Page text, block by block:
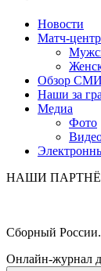
Новости
Матч-центр
Обзор СМИ
Наши за
Медиа
Фото
НАШИ
Сборный
Онлайн-журнал